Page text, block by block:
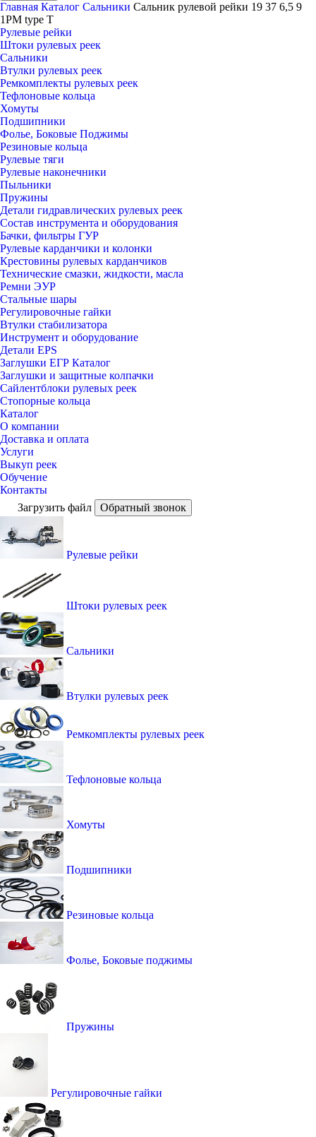
Главная Каталог Сальники Сальник рулевой рейки 19 37 6,5 9
1РМ type T
Рулевые рейки
Штоки рулевых реек
Сальники
Втулки рулевых реек
Ремкомплекты рулевых реек
Тефлоновые кольца
Хомуты
Подшипники
Фолье, Боковые Поджимы
Резиновые кольца
Рулевые тяги
Рулевые наконечники
Пыльники
Пружины
Детали гидравлических рулевых реек
Состав инструмента и оборудования
Бачки, фильтры ГУР
Рулевые карданчики и колонки
Крестовины рулевых карданчиков
Технические смазки, жидкости, масла
Ремни ЭУР
Стальные шары
Регулировочные гайки
Втулки стабилизатора
Инструмент и оборудование
Детали EPS
Заглушки ЕГР Каталог
Заглушки и защитные колпачки
Сайлентблоки рулевых реек
Стопорные кольца
Каталог
О компании
Доставка и оплата
Услуги
Выкуп реек
Обучение
Контакты
Загрузить файл
Обратный звонок
Рулевые рейки
Штоки рулевых реек
Сальники
Втулки рулевых реек
Ремкомплекты рулевых реек
Тефлоновые кольца
Хомуты
Подшипники
Резиновые кольца
Фолье, Боковые поджимы
Пружины
Регулировочные гайки